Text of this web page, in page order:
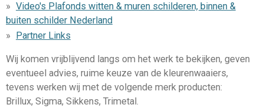
Video's Plafonds witten & muren schilderen, binnen &
buiten schilder Nederland
Partner Links
Wij komen vrijblijvend langs om het werk te bekijken, geven
eventueel advies, ruime keuze van de kleurenwaaiers,
tevens werken wij met de volgende merk producten:
Brillux, Sigma, Sikkens, Trimetal.